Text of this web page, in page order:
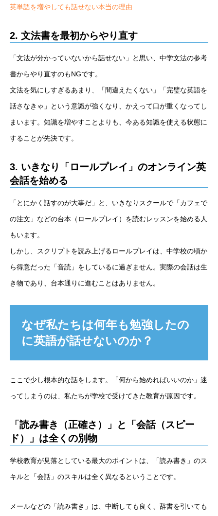
英単語を増やしても話せない本当の理由
2. 文法書を最初からやり直す
「文法が分かっていないから話せない」と思い、中学文法の参考
書からやり直すのもNGです。
文法を気にしすぎるあまり、「間違えたくない」「完璧な英語を
話さなきゃ」という意識が強くなり、かえって口が重くなってし
まいます。知識を増やすことよりも、今ある知識を使える状態に
することが先決です。
3. いきなり「ロールプレイ」のオンライン英
会話を始める
「とにかく話すのが大事だ」と、いきなりスクールで「カフェで
の注文」などの台本（ロールプレイ）を読むレッスンを始める人
もいます。
しかし、スクリプトを読み上げるロールプレイは、中学校の頃か
ら得意だった「音読」をしているに過ぎません。実際の会話は生
き物であり、台本通りに進むことはありません。
なぜ私たちは何年も勉強したの
に英語が話せないのか？
ここで少し根本的な話をします。「何から始めればいいのか」迷
ってしまうのは、私たちが学校で受けてきた教育が原因です。
「読み書き（正確さ）」と「会話（スピー
ド）」は全くの別物
学校教育が見落としている最大のポイントは、「読み書き」のス
キルと「会話」のスキルは全く異なるということです。
メールなどの「読み書き」は、中断しても良く、辞書を引いても